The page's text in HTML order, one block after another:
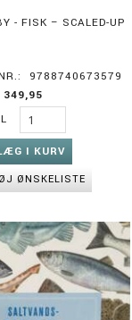
- FISK – SCALED-UP
9788740673579
349,95
I KURV
ØNSKELISTE